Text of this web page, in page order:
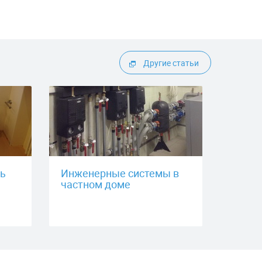
Другие статьи
Инженерные системы в
частном доме